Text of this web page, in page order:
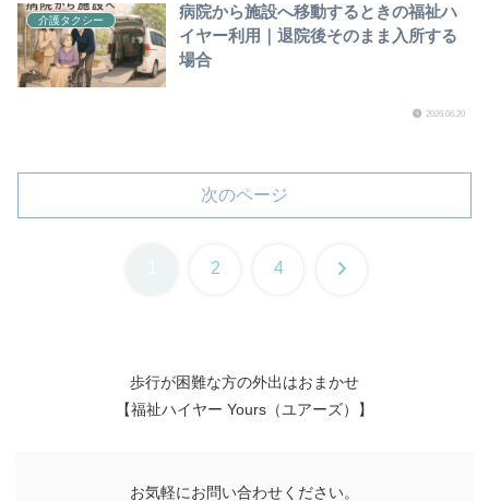
介護タクシー
病院から施設へ移動するときの福祉ハ
イヤー利用｜退院後そのまま入所する
場合
2026.06.20
次のページ
2 4 次
歩行が困難な方の外出はおまかせ
【福祉ハイヤー Yours（ユアーズ）】
お気軽にお問い合わせください。